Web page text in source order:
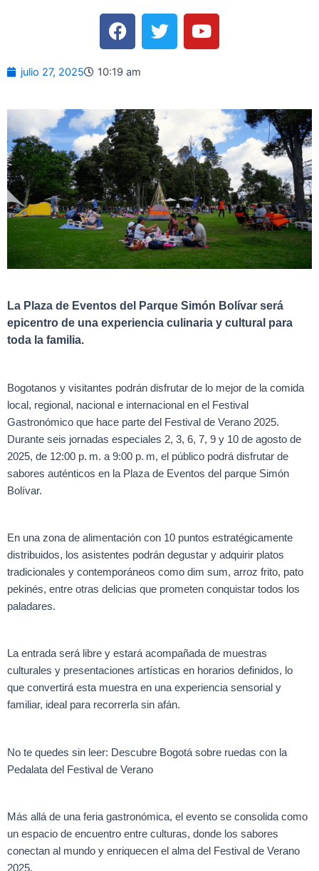
F
a
c
e
o
k
T
w
i
r
Y
o
u
e
julio 27, 2025 10:19 am
La Plaza de Eventos del Parque Simón Bolívar será
epicentro de una experiencia culinaria y cultural para
toda la familia.
Bogotanos y visitantes podrán disfrutar de lo mejor de la comida
local, regional, nacional e internacional en el Festival
Gastronómico que hace parte del Festival de Verano 2025.
Durante seis jornadas especiales 2, 3, 6, 7, 9 y 10 de agosto de
2025, de 12:00 p. m. a 9:00 p. m, el público podrá disfrutar de
sabores auténticos en la Plaza de Eventos del parque Simón
Bolívar.
En una zona de alimentación con 10 puntos estratégicamente
distribuidos, los asistentes podrán degustar y adquirir platos
tradicionales y contemporáneos como dim sum, arroz frito, pato
pekinés, entre otras delicias que prometen conquistar todos los
paladares.
La entrada será libre y estará acompañada de muestras
culturales y presentaciones artísticas en horarios definidos, lo
que convertirá esta muestra en una experiencia sensorial y
familiar, ideal para recorrerla sin afán.
No te quedes sin leer: Descubre Bogotá sobre ruedas con la
Pedalata del Festival de Verano
Más allá de una feria gastronómica, el evento se consolida como
un espacio de encuentro entre culturas, donde los sabores
conectan al mundo y enriquecen el alma del Festival de Verano
2025.